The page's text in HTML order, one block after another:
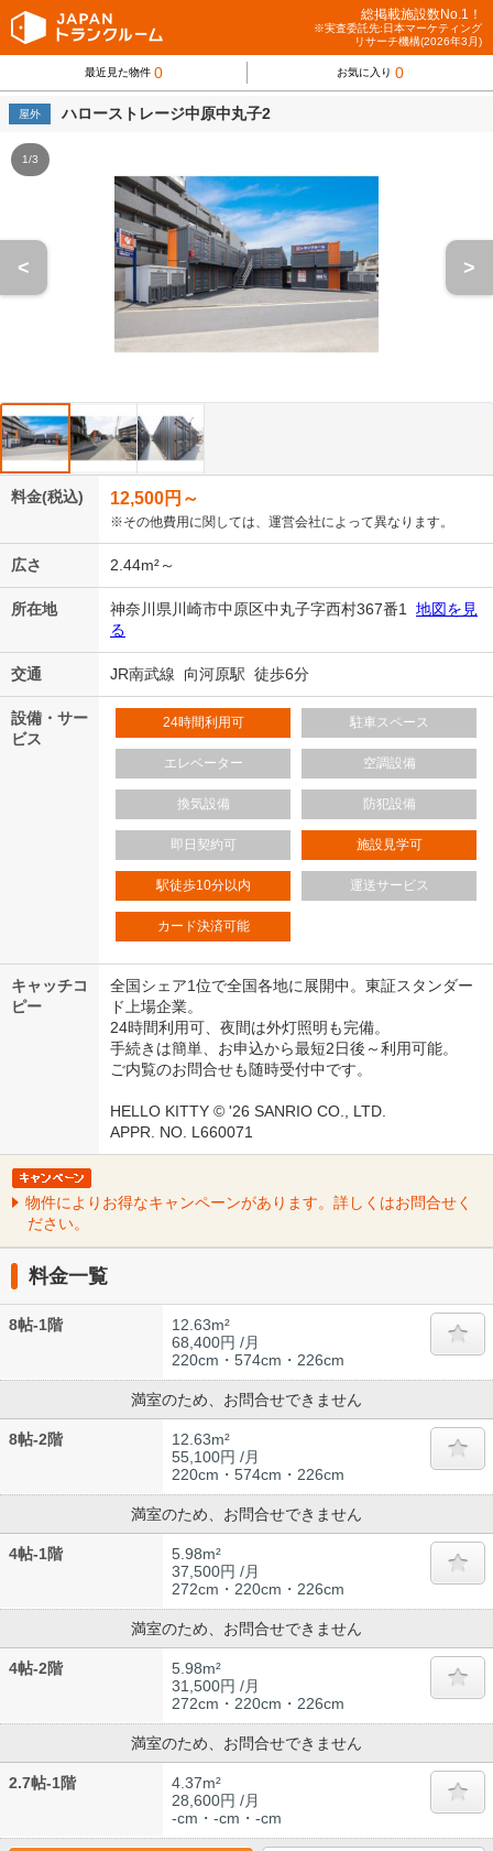
総掲載施設数No.1！
※実査委託先:日本マーケティング
リサーチ機構(2026年3月)
最近見た物件 0 お気に入り 0
屋外 ハローストレージ中原中丸子2
1/3
< >
料金(税込) 12,500円～
※その他費用に関しては、運営会社によって異なります。
広さ 2.44m²～
所在地 神奈川県川崎市中原区中丸子字西村367番1 地図を見
る
交通 JR南武線 向河原駅 徒歩6分
設備・サー
ビス
24時間利用可 駐車スペース
エレベーター 空調設備
換気設備 防犯設備
即日契約可 施設見学可
駅徒歩10分以内 運送サービス
カード決済可能
キャッチコ
ピー
全国シェア1位で全国各地に展開中。東証スタンダー
ド上場企業。
24時間利用可、夜間は外灯照明も完備。
手続きは簡単、お申込から最短2日後～利用可能。
ご内覧のお問合せも随時受付中です。
HELLO KITTY © '26 SANRIO CO., LTD.
APPR. NO. L660071
物件によりお得なキャンペーンがあります。詳しくはお問合せく
ださい。
料金一覧
8帖-1階
12.63m²
68,400円 /月
220cm・574cm・226cm
満室のため、お問合せできません
8帖-2階
12.63m²
55,100円 /月
220cm・574cm・226cm
満室のため、お問合せできません
4帖-1階
5.98m²
37,500円 /月
272cm・220cm・226cm
満室のため、お問合せできません
4帖-2階
5.98m²
31,500円 /月
272cm・220cm・226cm
満室のため、お問合せできません
2.7帖-1階
4.37m²
28,600円 /月
-cm・-cm・-cm